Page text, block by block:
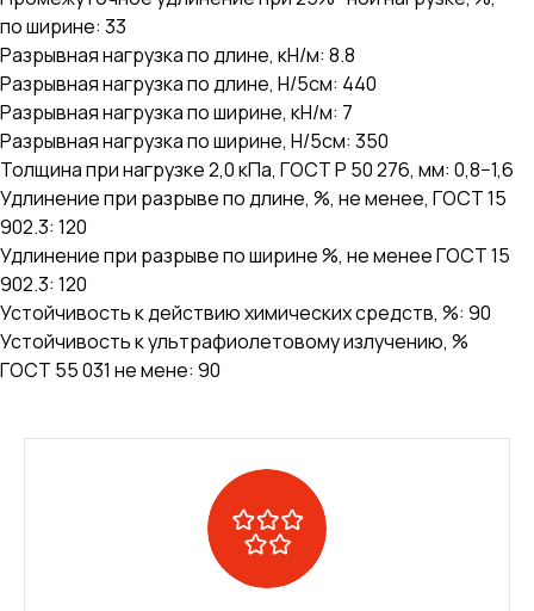
по ширине: 33
Разрывная нагрузка по длине, кН/м: 8.8
Разрывная нагрузка по длине, Н/5см: 440
Разрывная нагрузка по ширине, кН/м: 7
Разрывная нагрузка по ширине, Н/5см: 350
Толщина при нагрузке 2,0 кПа, ГОСТ Р 50 276, мм: 0,8−1,6
Удлинение при разрыве по длине, %, не менее, ГОСТ 15
902.3: 120
Удлинение при разрыве по ширине %, не менее ГОСТ 15
902.3: 120
Устойчивость к действию химических средств, %: 90
Устойчивость к ультрафиолетовому излучению, %
ГОСТ 55 031 не мене: 90